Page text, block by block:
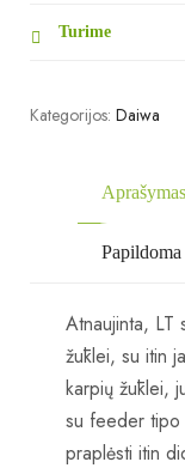
Turime
Kategorijos: Daiwa
Aprašymas
Atnaujinta, LT
žūklei, su itin
karpių žūklei,
su feeder tipo
praplėsti itin